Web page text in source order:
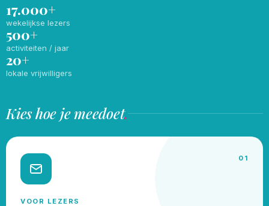
17.000+
wekelijkse lezers
500+
activiteiten / jaar
20+
lokale vrijwilligers
Kies hoe je meedoet.
01
VOOR LEZERS